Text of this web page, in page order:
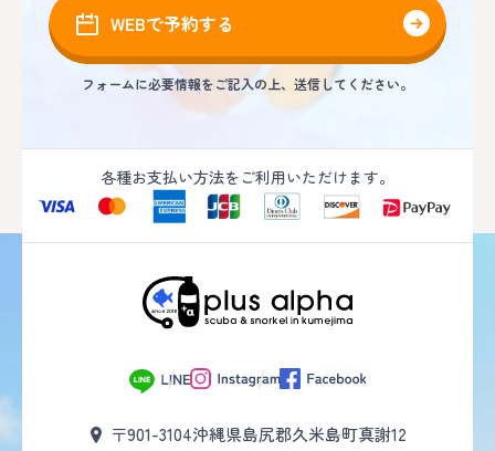
WEBで予約する
フォームに必要情報をご記入の上、送信してください。
各種お支払い方法をご利用いただけます。
〒901-3104沖縄県島尻郡久米島町真謝12